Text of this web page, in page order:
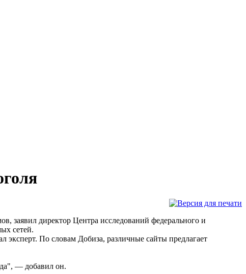
заявил директор Центра исследований федерального и
сетей.
эксперт. По словам Добиза, различные сайты предлагает
— добавил он.